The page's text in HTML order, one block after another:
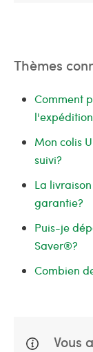
Thèmes
Comment
Mon colis
suivi?
La
garantie?
Puis-je
Saver®?
Combien
Vous